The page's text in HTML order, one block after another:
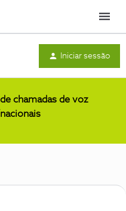
Menu
Iniciar sessão
chamadas de voz